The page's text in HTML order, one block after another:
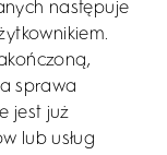
następuje
sprawa
jest już
lub usług